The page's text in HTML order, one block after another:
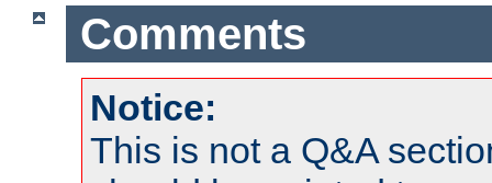
Comments
Notice:
This is not a Q&A